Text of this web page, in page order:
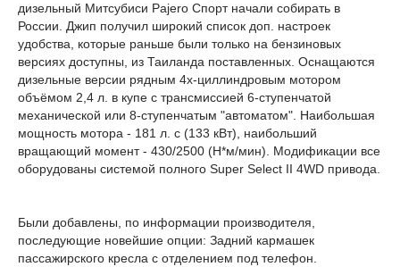
дизельный Митсубиси Pajero Спорт начали собирать в
России. Джип получил широкий список доп. настроек
удобства, которые раньше были только на бензиновых
версиях доступны, из Таиланда поставленных. Оснащаются
дизельные версии рядным 4х-циллиндровым мотором
объёмом 2,4 л. в купе с трансмиссией 6-ступенчатой
механической или 8-ступенчатым "автоматом". Наибольшая
мощность мотора - 181 л. с (133 кВт), наибольший
вращающий момент - 430/2500 (Н*м/мин). Модификации все
оборудованы системой полного Super Select II 4WD привода.
Были добавлены, по информации производителя,
последующие новейшие опции: Задний кармашек
пассажирского кресла с отделением под телефон.